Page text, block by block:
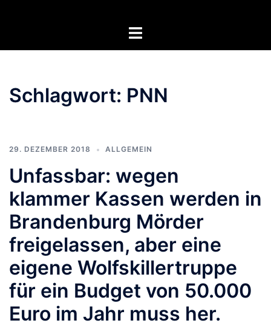
Menü
Schlagwort: PNN
29. DEZEMBER 2018 ALLGEMEIN
Unfassbar: wegen
klammer Kassen werden in
Brandenburg Mörder
freigelassen, aber eine
eigene Wolfskillertruppe
für ein Budget von 50.000
Euro im Jahr muss her.